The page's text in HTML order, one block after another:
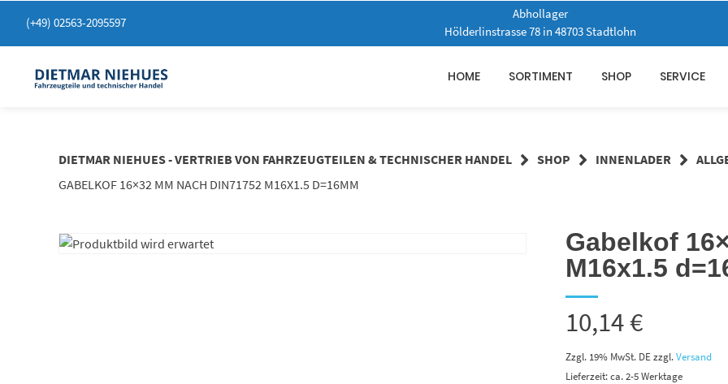
zum
(+49) 02563-2095597
Abhollager
Hölderlinstrasse 78 in 48703 Stadtlohn
HOME SORTIMENT SHOP SERVICE
DIETMAR NIEHUES - VERTRIEB VON FAHRZEUGTEILEN & TECHNISCHER HANDEL SHOP INNENLADER
GABELKOF 16×32 MM NACH DIN71752 M16X1.5 D=16MM
Gabelkof
M16x1.5
10,14€
Zzgl. 19% MwSt. DE zzgl.Versand
Lieferzeit: ca. 2-5 Werktage